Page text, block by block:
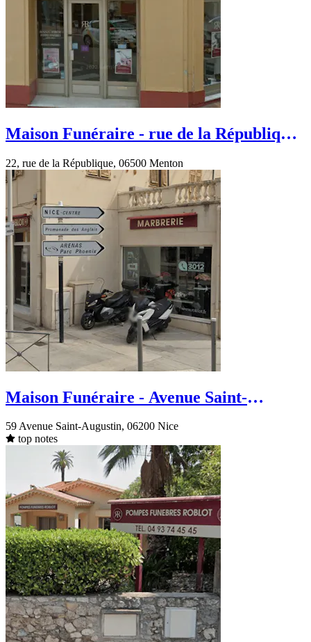
Maison Funéraire - rue de la République
22, rue de la République, 06500 Menton
Maison Funéraire - Avenue Saint-
59 Avenue Saint-Augustin, 06200 Nice
top notes